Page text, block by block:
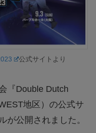
公式サイトより
『Double Dutch
地区）の公式サ
が公開されました。